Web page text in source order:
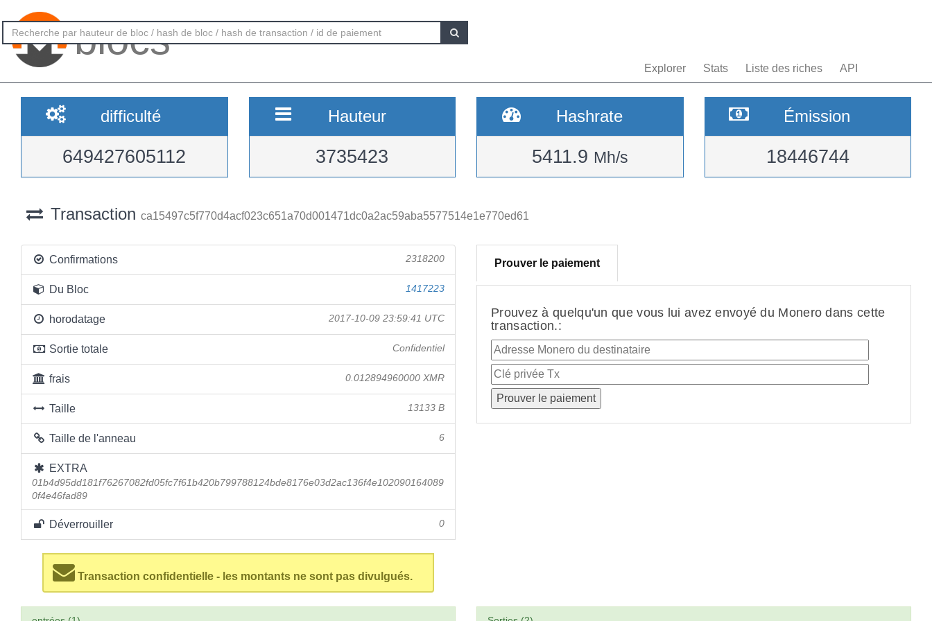
blocs
Explorer Stats Liste des riches API
difficulté
649427605112
Hauteur
3735423
Hashrate
5411.9 Mh/s
Émission
18446744
Transaction ca15497c5f770d4acf023c651a70d001471dc0a2ac59aba5577514e1e770ed61
Confirmations 2318200
Du Bloc 1417223
horodatage 2017-10-09 23:59:41 UTC
Sortie totale Confidentiel
frais 0.012894960000 XMR
Taille 13133 B
Taille de l'anneau 6
EXTRA
01b4d95dd181f76267082fd05fc7f61b420b799788124bde8176e03d2ac136f4e102090164089
0f4e46fad89
Déverrouiller 0
Transaction confidentielle - les montants ne sont pas divulgués.
Prouver le paiement
Prouvez à quelqu'un que vous lui avez envoyé du Monero dans cette
transaction.: